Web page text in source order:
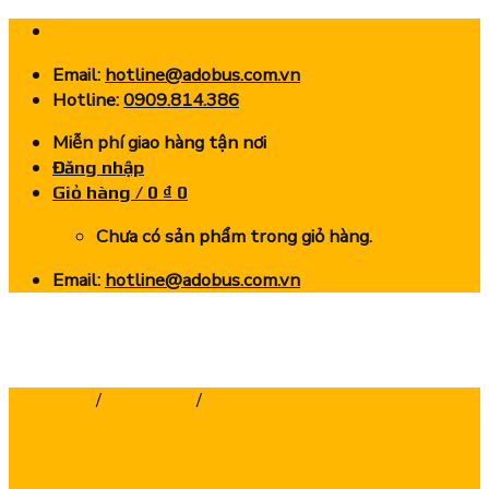
Skip
contentEmail: hotline@adobus.com.vn
Hotline:0909.814.386
Miễn phí giao hàng tận nơi
Đăng nhập
Giỏ hàng / 0 ₫ 0
Chưa có sản phẩm trong giỏ hàng.
Email: hotline@adobus.com.vn
/ /